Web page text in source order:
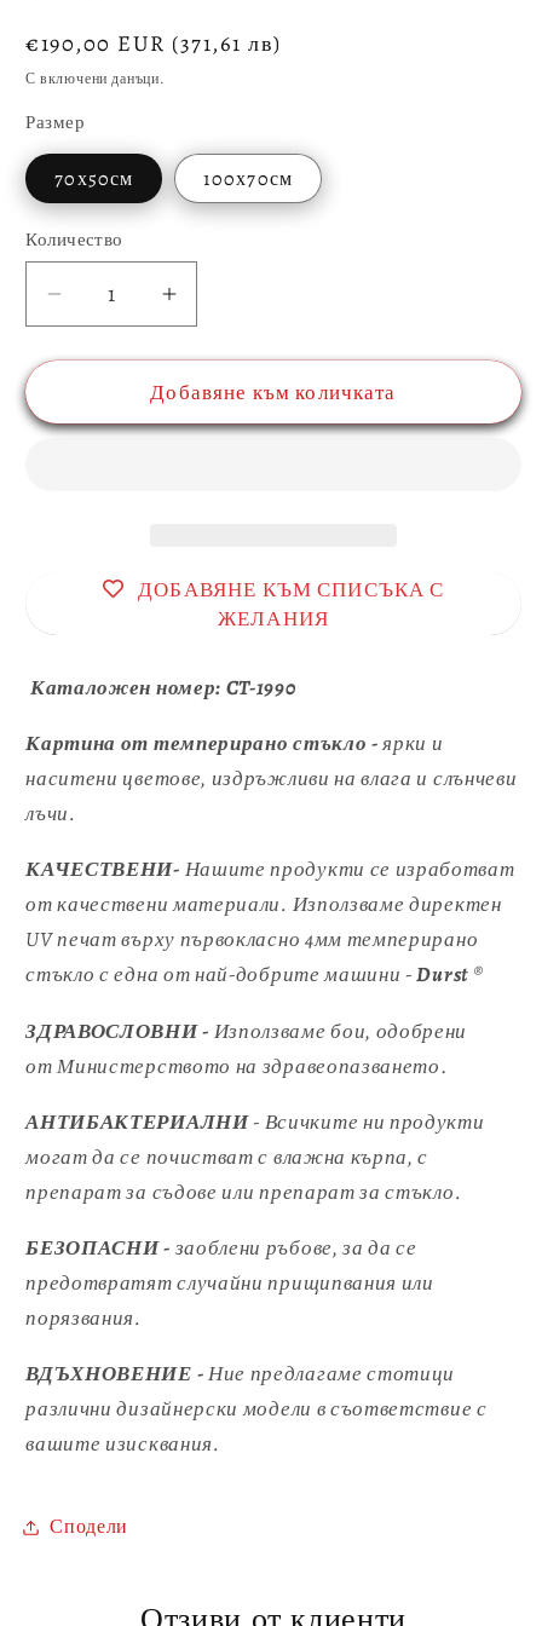
Обичайна
цена
€190,00 EUR (371,61 лв)
С включени данъци.
Размер
70х50см 100х70см
Количество
Количество
Намаляване
на
количеството
Картина
Увеличаване
на
количеството
за
Картина
Добавяне към количката
ДОБАВЯНЕ КЪМ СПИСЪКА С
ЖЕЛАНИЯ
Каталожен номер: CT-1990
Картина от темперирано стъкло -ярки и
наситени цветове, издръжливи на влага и слънчеви
лъчи.
КАЧЕСТВЕНИ- Нашите продукти се изработват
от качествени материали. Използваме директен
UV печат върху първокласно 4мм темперирано
стъкло с една от най-добрите машини -Durst®
ЗДРАВОСЛОВНИ - Използваме бои, одобрени
отМинистерството на здравеопазването.
АНТИБАКТЕРИАЛНИ- Всичките ни продукти
могат да се почистват с влажна кърпа, с
препарат за съдове или препарат за стъкло.
БЕЗОПАСНИ - заоблени ръбове, за да се
предотвратят случайни прищипвания или
порязвания.
ВДЪХНОВЕНИЕ -Ние предлагаме стотици
различни дизайнерски модели в съответствие с
вашите изисквания.
Сподели